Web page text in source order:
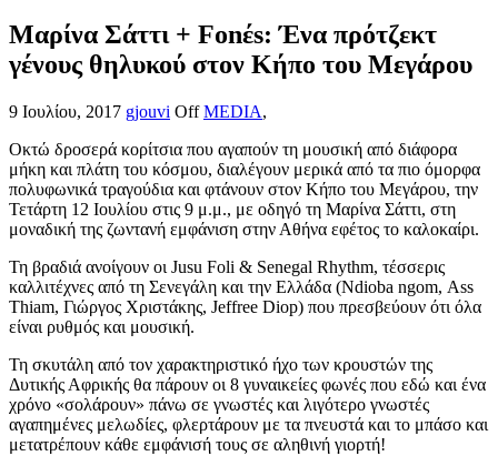
Μαρίνα Σάττι + Fonέs: Ένα πρότζεκτ
γένους θηλυκού στον Κήπο του Μεγάρου
9 Ιουλίου, 2017 gjouvi Off MEDIA,
Οκτώ δροσερά κορίτσια που αγαπούν τη μουσική από διάφορα
μήκη και πλάτη του κόσμου, διαλέγουν μερικά από τα πιο όμορφα
πολυφωνικά τραγούδια και φτάνουν στον Κήπο του Μεγάρου, την
Τετάρτη 12 Ιουλίου στις 9 μ.μ., με οδηγό τη Μαρίνα Σάττι, στη
μοναδική της ζωντανή εμφάνιση στην Αθήνα εφέτος το καλοκαίρι.
Τη βραδιά ανοίγουν οι Jusu Foli & Senegal Rhythm, τέσσερις
καλλιτέχνες από τη Σενεγάλη και την Ελλάδα (Ndioba ngom, Αss
Τhiam, Γιώργος Χριστάκης, Jeffree Diop) που πρεσβεύουν ότι όλα
είναι ρυθμός και μουσική.
Τη σκυτάλη από τον χαρακτηριστικό ήχο των κρουστών της
Δυτικής Αφρικής θα πάρουν οι 8 γυναικείες φωνές που εδώ και ένα
χρόνο «σολάρουν» πάνω σε γνωστές και λιγότερο γνωστές
αγαπημένες μελωδίες, φλερτάρουν με τα πνευστά και το μπάσο και
μετατρέπουν κάθε εμφάνισή τους σε αληθινή γιορτή!